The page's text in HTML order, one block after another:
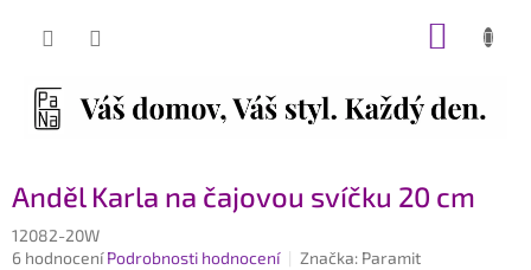
Anděl Karla na čajovou svíčku 20 cm
12082-20W
Průměrné
6 hodnocení Podrobnosti hodnocení Značka: Paramit